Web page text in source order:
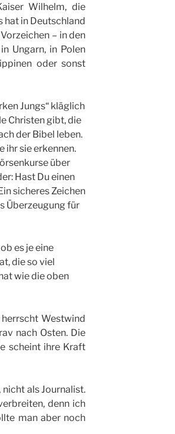
Wilhelm, die
hat in Deutschland
– in den
Ungarn, in Polen
oder sonst
Jungs“ kläglich
Christen gibt, die
der Bibel leben.
ihr sie erkennen.
über
Hast Du einen
sicheres Zeichen
Überzeugung für
es je eine
die so viel
wie die oben
Westwind
nach Osten. Die
scheint ihre Kraft
als Journalist.
denn ich
man aber noch